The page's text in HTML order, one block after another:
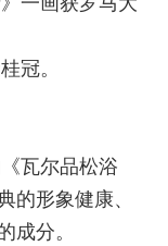
冠。
瓦尔品松浴
形象健康、
分。